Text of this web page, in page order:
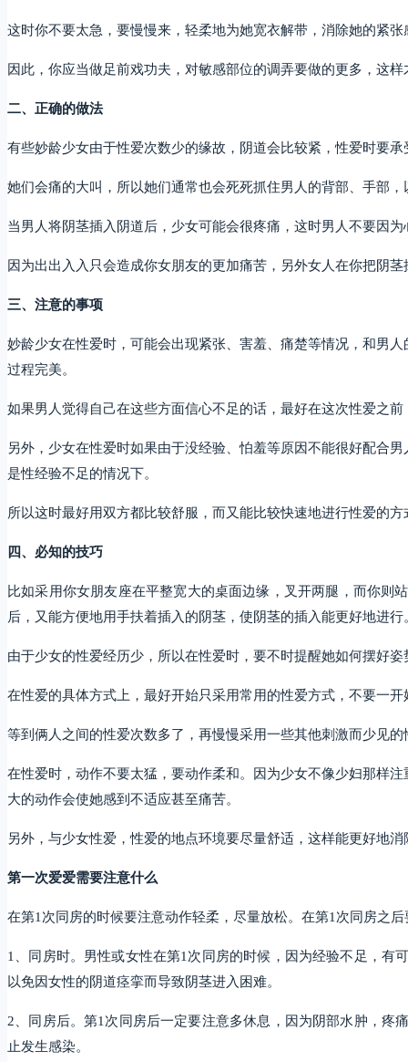
这时你不要太急，要慢慢来，轻柔地为她宽衣解带，消除她的紧
因此，你应当做足前戏功夫，对敏感部位的调弄要做的更多，这
二、正确的做法
有些妙龄少女由于性爱次数少的缘故，阴道会比较紧，性爱时要
她们会痛的大叫，所以她们通常也会死死抓住男人的背部、手部
当男人将阴茎插入阴道后，少女可能会很疼痛，这时男人不要因
因为出出入入只会造成你女朋友的更加痛苦，另外女人在你把阴
三、注意的事项
妙龄少女在性爱时，可能会出现紧张、害羞、痛楚等情况，和男
过程完美。
如果男人觉得自己在这些方面信心不足的话，最好在这次性爱之
另外，少女在性爱时如果由于没经验、怕羞等原因不能很好配合
是性经验不足的情况下。
所以这时最好用双方都比较舒服，而又能比较快速地进行性爱的方
四、必知的技巧
比如采用你女朋友座在平整宽大的桌面边缘，叉开两腿，而你则
后，又能方便地用手扶着插入的阴茎，使阴茎的插入能更好地进行
由于少女的性爱经历少，所以在性爱时，要不时提醒她如何摆好
在性爱的具体方式上，最好开始只采用常用的性爱方式，不要一
等到俩人之间的性爱次数多了，再慢慢采用一些其他刺激而少见
在性爱时，动作不要太猛，要动作柔和。因为少女不像少妇那样
大的动作会使她感到不适应甚至痛苦。
另外，与少女性爱，性爱的地点环境要尽量舒适，这样能更好地
第一次爱爱需要注意什么
在第1次同房的时候要注意动作轻柔，尽量放松。在第1次同房之
1、同房时。男性或女性在第1次同房的时候，因为经验不足，有
以免因女性的阴道痉挛而导致阴茎进入困难。
2、同房后。第1次同房后一定要注意多休息，因为阴部水肿，疼
止发生感染。